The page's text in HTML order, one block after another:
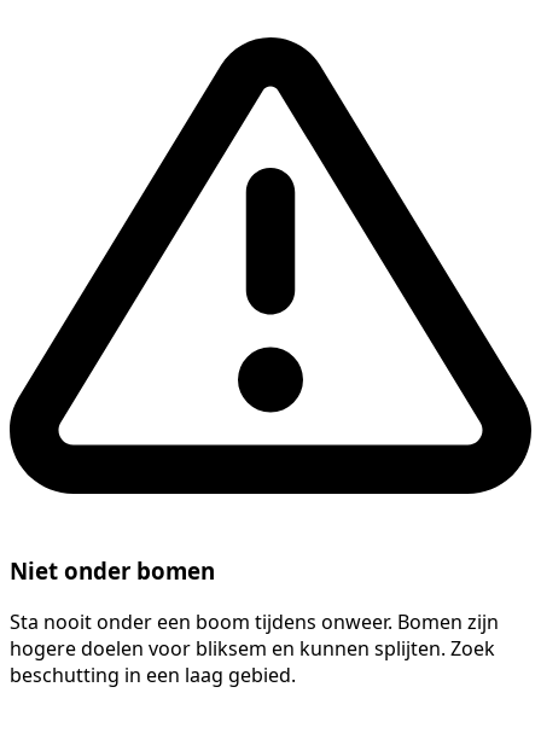
Niet onder bomen
Sta nooit onder een boom tijdens onweer. Bomen zijn
hogere doelen voor bliksem en kunnen splijten. Zoek
beschutting in een laag gebied.